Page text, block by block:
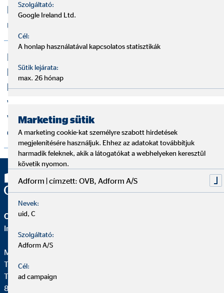
Pénzügyi Szolgáltatásközvetítői
üzletszabályzat
Információk a belső visszaélés-
bejelentési rendszer működéséről, a
bejelentéssel kapcsolatos eljárásról,
valamint a panasztörvény szerinti
visszaélés-bejelentési rendszerekről és
eljárásokról
OVB Vermögensberatung Kft.
Iroda | Nagykanizsa
Márk Csiszár
Területi vezető OVB
Teleki utca 34.
8800 Nagykanizsa
Szolgáltató:
Google Ireland Ltd.
Cél:
A honlap használatával kapcsolatos statisztikák
Sütik lejárata:
max. 26 hónap
Marketing sütik
A marketing cookie-kat személyre szabott hirdetések
megjelenítésére használjuk. Ehhez az adatokat továbbítjuk
harmadik feleknek, akik a látogatókat a webhelyeken keresztül
követik nyomon.
Adform | címzett: OVB, Adform A/S
Nevek:
uid, C
Szolgáltató:
Adform A/S
Cél:
ad campaign